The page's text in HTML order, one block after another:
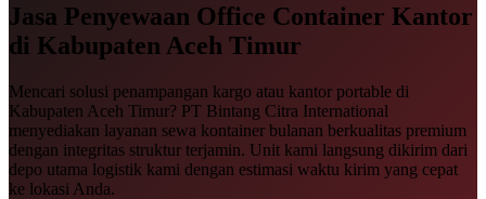
Jasa Penyewaan Office Container Kantor
di Kabupaten Aceh Timur
Mencari solusi penampangan kargo atau kantor portable di
Kabupaten Aceh Timur? PT Bintang Citra International
menyediakan layanan sewa kontainer bulanan berkualitas premium
dengan integritas struktur terjamin. Unit kami langsung dikirim dari
depo utama logistik kami dengan estimasi waktu kirim yang cepat
ke lokasi Anda.